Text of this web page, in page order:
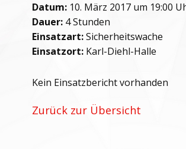
Datum: 10. März 2017 um 19:00
Dauer: 4 Stunden
Einsatzart:Sicherheitswache
Einsatzort: Karl-Diehl-Halle
Kein Einsatzbericht vorhanden
Zurück zur Übersicht